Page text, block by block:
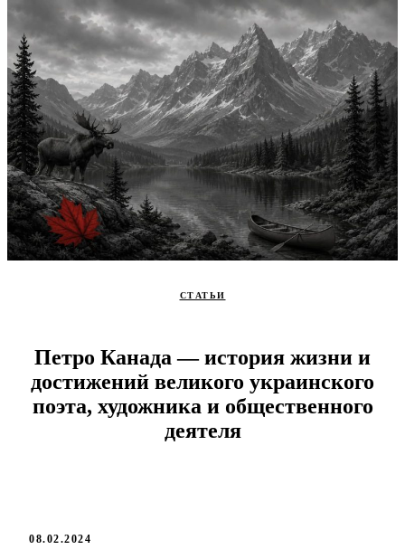
СТАТЬИ
Петро Канада — история жизни и
достижений великого украинского
поэта, художника и общественного
деятеля
08.02.2024